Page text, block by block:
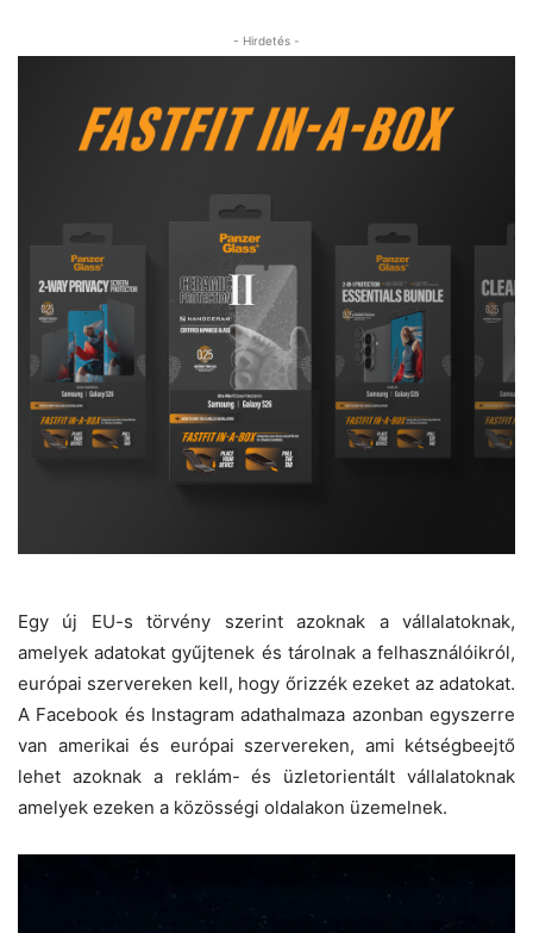
- Hirdetés -
Egy új EU-s törvény szerint azoknak a vállalatoknak,
amelyek adatokat gyűjtenek és tárolnak a felhasználóikról,
európai szervereken kell, hogy őrizzék ezeket az adatokat.
A Facebook és Instagram adathalmaza azonban egyszerre
van amerikai és európai szervereken, ami kétségbeejtő
lehet azoknak a reklám- és üzletorientált vállalatoknak
amelyek ezeken a közösségi oldalakon üzemelnek.